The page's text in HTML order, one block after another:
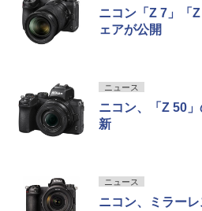
ニコン「Z 7」「
ェアが公開
ニュース
ニコン、「Z 50
新
ニュース
ニコン、ミラー